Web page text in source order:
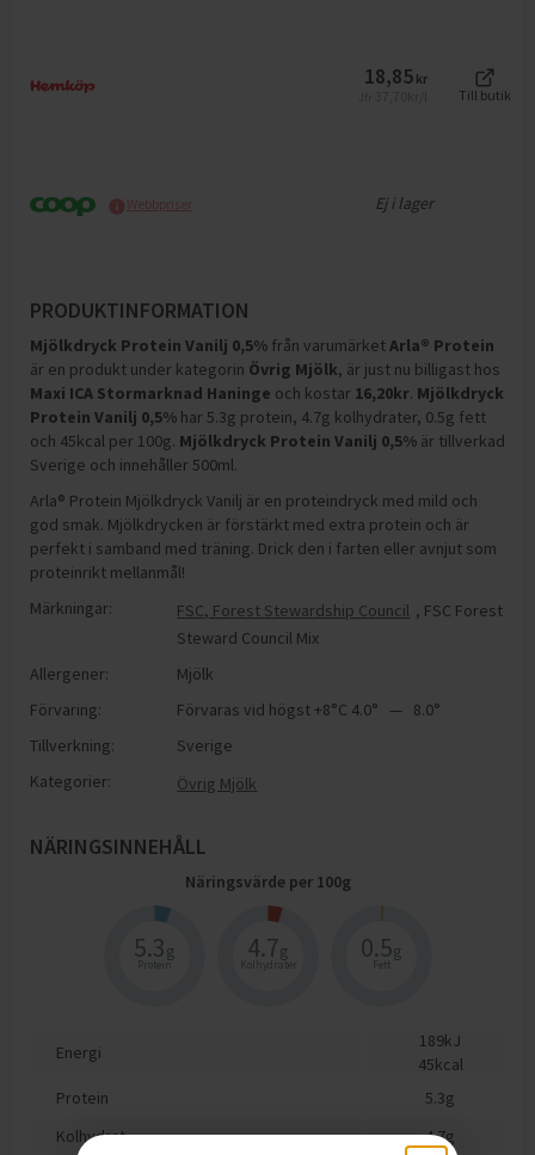
18,85 kr
Till butik
Webbpriser Ej i lager
PRODUKTINFORMATION
Mjölkdryck Protein Vanilj 0,5% från varumärketArla® Protein
är en produkt under kategorin Övrig Mjölk, är just nu billigast hos
Maxi ICA Stormarknad Haninge och kostar 16,20kr. Mjölkdryck
Protein Vanilj 0,5% har 5.3g protein, 4.7g kolhydrater, 0.5g fett
och 45kcal per 100g. Mjölkdryck Protein Vanilj 0,5% är tillverkad
Sverige och innehåller 500ml.
Arla® Protein Mjölkdryck Vanilj är en proteindryck med mild och
god smak. Mjölkdrycken är förstärkt med extra protein och är
perfekt i samband med träning. Drick den i farten eller avnjut som
proteinrikt mellanmål!
Märkningar:
FSC, Forest Stewardship Council , FSC Forest
Steward Council Mix
Allergener:
Mjölk
Förvaring:
Förvaras vid högst +8°C 4.0° — 8.0°
Tillverkning:
Sverige
Kategorier:
Övrig Mjölk
NÄRINGSINNEHÅLL
Näringsvärde per 100g
5.3g
Protein
4.7g
Kolhydrater
0.5g
Fett
Energi
189kJ
45kcal
Protein
5.3g
Kolhydrat
4.7g